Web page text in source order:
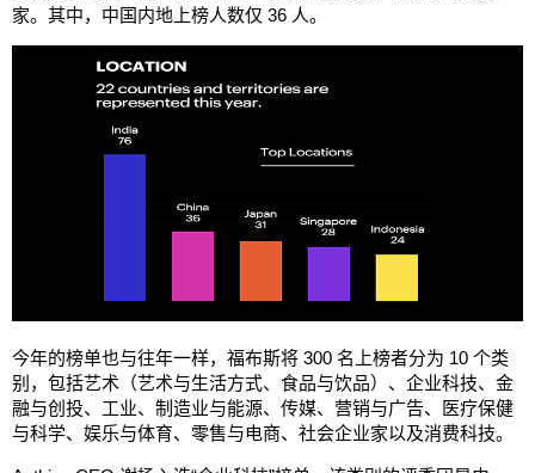
家。其中，中国内地上榜人数仅 36 人。
今年的榜单也与往年一样，福布斯将 300 名上榜者分为 10 个类
别，包括艺术（艺术与生活方式、食品与饮品）、企业科技、金
融与创投、工业、制造业与能源、传媒、营销与广告、医疗保健
与科学、娱乐与体育、零售与电商、社会企业家以及消费科技。